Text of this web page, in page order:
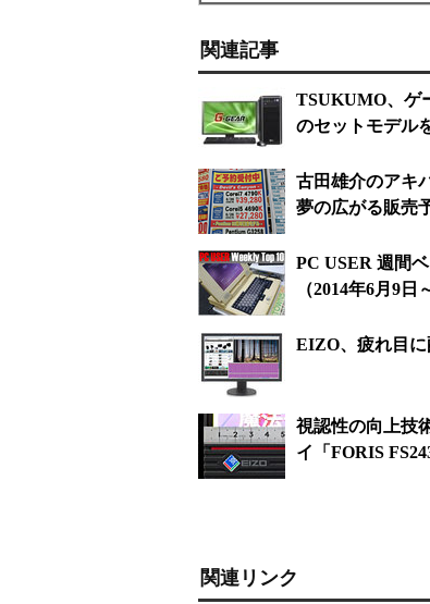
関連記事
TSUKUMO、ゲ
のセットモデル
古田雄介のアキ
夢の広がる販売
PC USER 週間
（2014年6月9日
EIZO、疲れ目に
視認性の向上技
イ「FORIS
関連リンク